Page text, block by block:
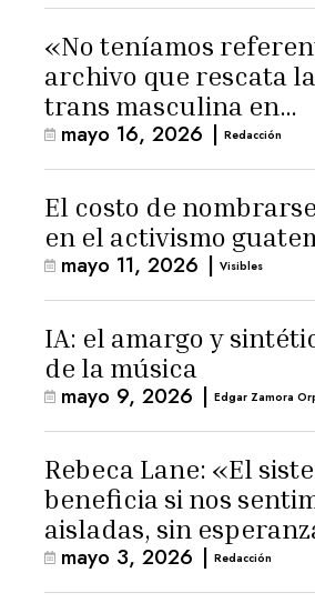
«No teníamos
archivo que rescata
trans masculina en
Latinoamérica
mayo 16, 2026 | Redacción
El costo de
en el activismo
mayo 11, 2026 | Visibles
IA: el amargo y
de la música
mayo 9, 2026 | Edgar Zamora
Rebeca Lane: «El
beneficia si nos
aisladas, sin
para la ternura»
mayo 3, 2026 | Redacción